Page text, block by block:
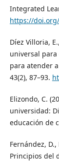
Integrated
https://
Díez Villoria,
universal
para atender
43(2), 87–93.
Elizondo, C.
universidad:
educación de
Fernández,
Principios del